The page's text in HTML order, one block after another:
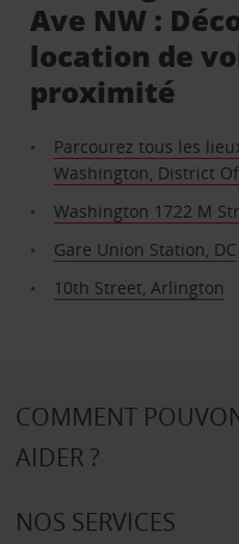
Ave NW :
location de
proximité
Parcourez tous les
Washington, District
Washington 1722 M
Gare Union Station, DC
10th Street, Arlington
COMMENT
AIDER ?
NOS SERVICES